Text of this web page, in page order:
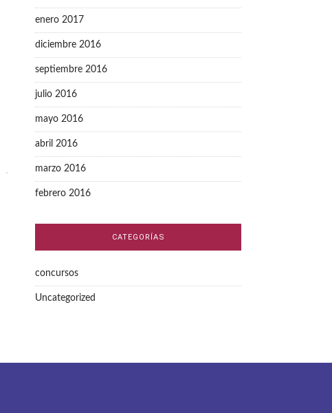
enero 2017
diciembre 2016
septiembre 2016
julio 2016
mayo 2016
abril 2016
marzo 2016
febrero 2016
CATEGORÍAS
concursos
Uncategorized